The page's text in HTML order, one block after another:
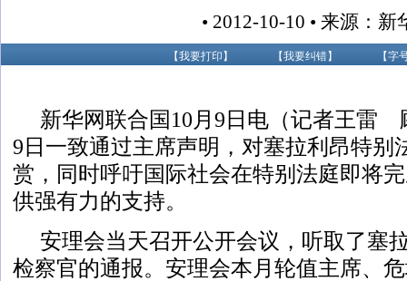
• 2012-10-10 • 来源：新
【我要打印 】 【我要纠错】 【字
新华网联合国10月9日电（记者王雷
9日一致通过主席声明，对塞拉利昂特别
赏，同时呼吁国际社会在特别法庭即将
供强有力的支持。
安理会当天召开公开会议，听取了塞
检察官的通报。安理会本月轮值主席、